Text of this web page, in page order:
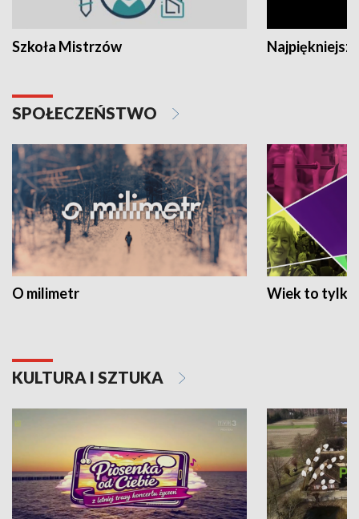
Szkoła Mistrzów
SPOŁECZEŃSTWO
O milimetr Wiek to tylko
KULTURA I SZTUKA